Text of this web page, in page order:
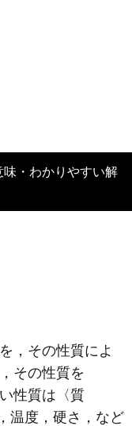
，その性質によ
その性質を
性質は〈質
温度，硬さ，など